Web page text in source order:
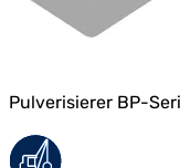
Pulverisierer BP-